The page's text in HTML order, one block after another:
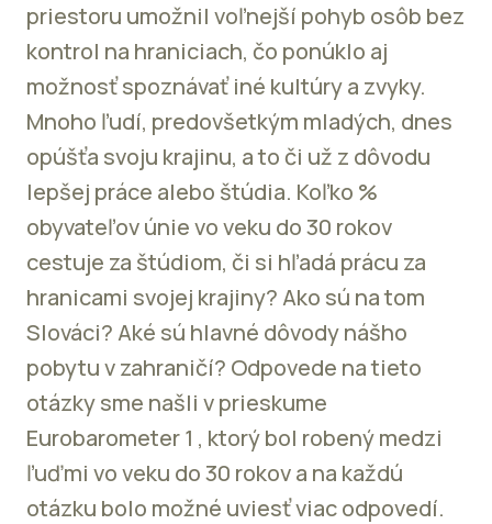
priestoru umožnil voľnejší pohyb osôb bez
kontrol na hraniciach, čo ponúklo aj
možnosť spoznávať iné kultúry a zvyky.
Mnoho ľudí, predovšetkým mladých, dnes
opúšťa svoju krajinu, a to či už z dôvodu
lepšej práce alebo štúdia. Koľko %
obyvateľov únie vo veku do 30 rokov
cestuje za štúdiom, či si hľadá prácu za
hranicami svojej krajiny? Ako sú na tom
Slováci? Aké sú hlavné dôvody nášho
pobytu v zahraničí? Odpovede na tieto
otázky sme našli v prieskume
Eurobarometer 1 , ktorý bol robený medzi
ľuďmi vo veku do 30 rokov a na každú
otázku bolo možné uviesť viac odpovedí.